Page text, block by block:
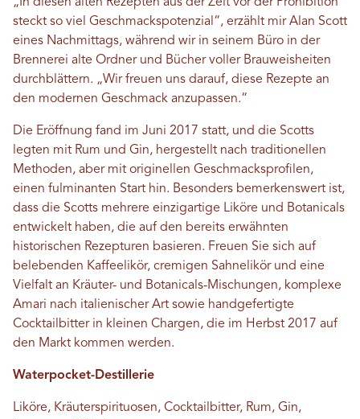
steckt so viel Geschmackspotenzial“, erzählt mir Alan Scott
eines Nachmittags, während wir in seinem Büro in der
Brennerei alte Ordner und Bücher voller Brauweisheiten
durchblättern. „Wir freuen uns darauf, diese Rezepte an
den modernen Geschmack anzupassen.“
Die Eröffnung fand im Juni 2017 statt, und die Scotts
legten mit Rum und Gin, hergestellt nach traditionellen
Methoden, aber mit originellen Geschmacksprofilen,
einen fulminanten Start hin. Besonders bemerkenswert ist,
dass die Scotts mehrere einzigartige Liköre und Botanicals
entwickelt haben, die auf den bereits erwähnten
historischen Rezepturen basieren. Freuen Sie sich auf
belebenden Kaffeelikör, cremigen Sahnelikör und eine
Vielfalt an Kräuter- und Botanicals-Mischungen, komplexe
Amari nach italienischer Art sowie handgefertigte
Cocktailbitter in kleinen Chargen, die im Herbst 2017 auf
den Markt kommen werden.
Waterpocket-Destillerie
Liköre, Kräuterspirituosen, Cocktailbitter, Rum, Gin,